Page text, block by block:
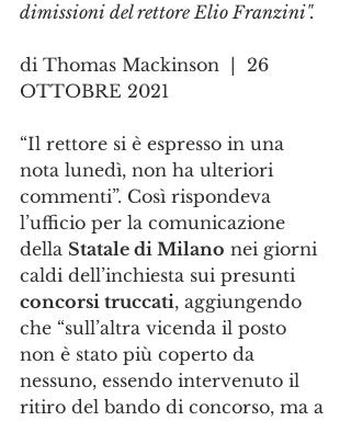
dimissioni del rettore Elio Franzini".
di Thomas Mackinson  |  26
OTTOBRE 2021
“Il rettore si è espresso in una
nota lunedì, non ha ulteriori
commenti”. Così rispondeva
l’ufficio per la comunicazione
della Statale di Milano nei giorni
caldi dell’inchiesta sui presunti
concorsi truccati, aggiungendo
che “sull’altra vicenda il posto
non è stato più coperto da
nessuno, essendo intervenuto il
ritiro del bando di concorso, ma a